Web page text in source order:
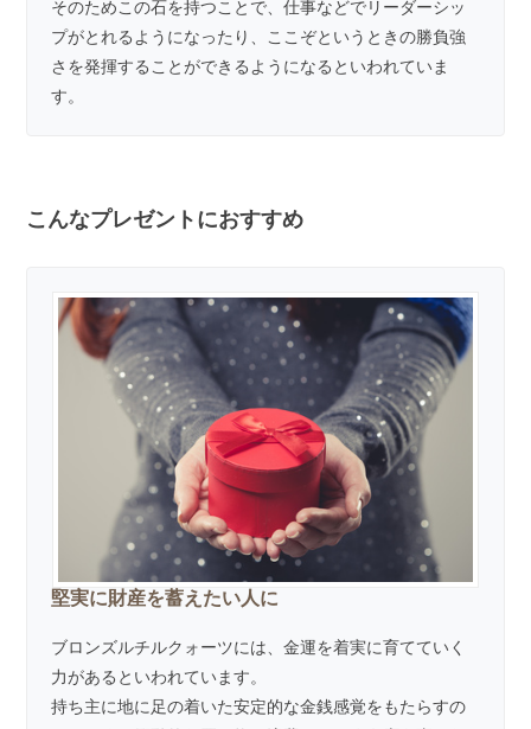
そのためこの石を持つことで、仕事などでリーダーシッ
プがとれるようになったり、ここぞというときの勝負強
さを発揮することができるようになるといわれていま
す。
こんなプレゼントにおすすめ
堅実に財産を蓄えたい人に
ブロンズルチルクォーツには、金運を着実に育てていく
力があるといわれています。
持ち主に地に足の着いた安定的な金銭感覚をもたらすの